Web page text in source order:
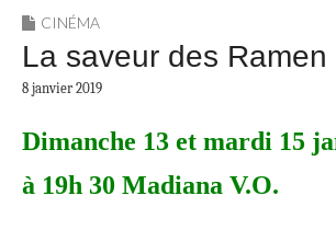
CINÉMA
La saveur des Ramen
8 janvier 2019
Dimanche 13 et mardi 15
à 19h 30 Madiana V.O.